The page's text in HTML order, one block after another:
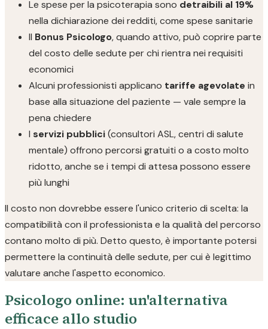
Le spese per la psicoterapia sono detraibili al 19%
nella dichiarazione dei redditi, come spese sanitarie
Il Bonus Psicologo, quando attivo, può coprire parte
del costo delle sedute per chi rientra nei requisiti
economici
Alcuni professionisti applicano tariffe agevolate in
base alla situazione del paziente — vale sempre la
pena chiedere
I servizi pubblici(consultori ASL, centri di salute
mentale) offrono percorsi gratuiti o a costo molto
ridotto, anche se i tempi di attesa possono essere
più lunghi
Il costo non dovrebbe essere l'unico criterio di scelta: la
compatibilità con il professionista e la qualità del percorso
contano molto di più. Detto questo, è importante potersi
permettere la continuità delle sedute, per cui è legittimo
valutare anche l'aspetto economico.
Psicologo online: un'alternativa
efficace allo studio